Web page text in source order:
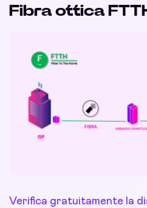
Fibra ottica
Verifica gratuitamente la